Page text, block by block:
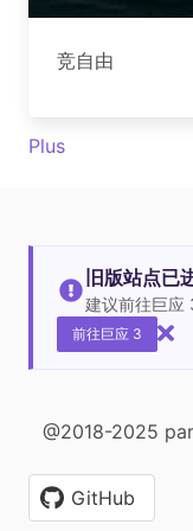
竞自由
Plus
旧版站点已
建议前往巨应
前往巨应 3
@2018-2025
GitHub